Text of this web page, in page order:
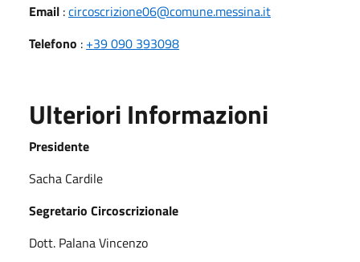
Email :circoscrizione06@comune.messina.it
Telefono : +39 090 393098
Ulteriori Informazioni
Presidente
Sacha Cardile
Segretario Circoscrizionale
Dott. Palana Vincenzo